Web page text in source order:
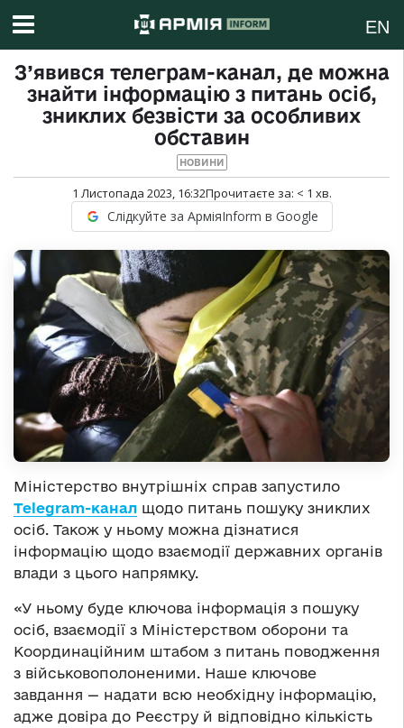
EN
З’явився телеграм-канал, де можна
знайти інформацію з питань осіб,
зниклих безвісти за особливих
обставин
НОВИНИ
1 Листопада 2023, 16:32Прочитаєте за: < 1 хв.
Слідкуйте за АрміяInform в Google
Міністерство внутрішніх справ запустило
Telegram-канал щодо питань пошуку зниклих
осіб. Також у ньому можна дізнатися
інформацію щодо взаємодії державних органів
влади з цього напрямку.
«У ньому буде ключова інформація з пошуку
осіб, взаємодії з Міністерством оборони та
Координаційним штабом з питань поводження
з військовополоненими. Наше ключове
завдання — надати всю необхідну інформацію,
адже довіра до Реєстру й відповідно кількість